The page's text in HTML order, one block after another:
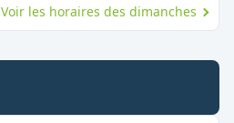
Voir les horaires des dimanches